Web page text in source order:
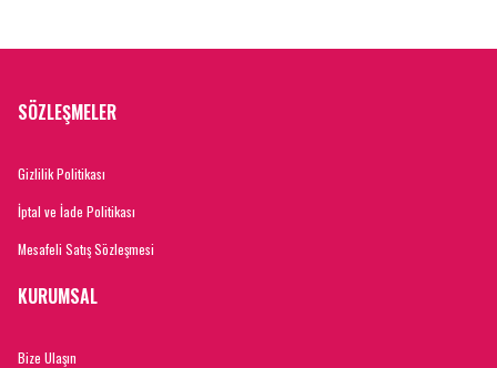
SÖZLEŞMELER
Gizlilik Politikası
İptal ve İade Politikası
Mesafeli Satış Sözleşmesi
KURUMSAL
Bize Ulaşın